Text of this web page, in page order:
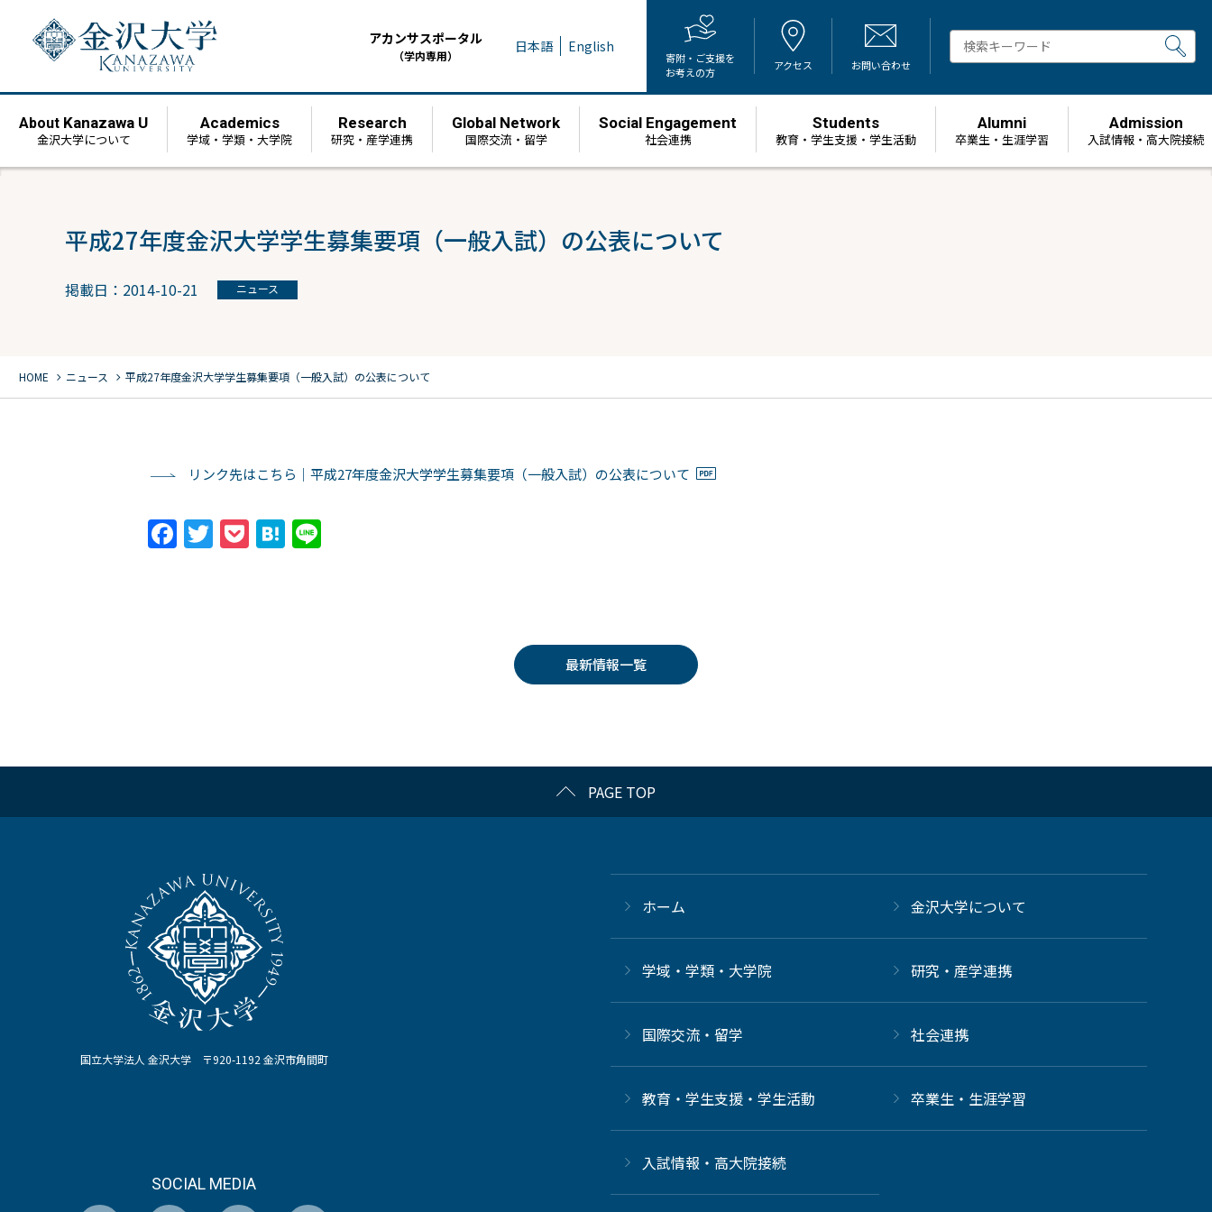
アカンサスポータル
（学内専用） 日本語 English
寄附・ご支援を
お考えの方
アクセス お問い合わせ
About Kanazawa U
金沢大学について
Academics
学域・学類・大学院
Research
研究・産学連携
Global Network
国際交流・留学
Social Engagement
社会連携
Students
教育・学生支援・学生活動
Alumni
卒業生・生涯学習
Admission
⼊試情報・高大院接続
平成27年度金沢大学学生募集要項（一般入試）の公表について
掲載日：2014-10-21 ニュース
HOME chevron_right ニュース chevron_right 平成27年度金沢大学学生募集要項（一般入試）の公表について
リンク先はこちら｜平成27年度金沢大学学生募集要項（一般入試）の公表について
Facebook
Twitter
PocketHatena
最新情報一覧
PAGE TOP
国立大学法人 金沢大学 〒920-1192 金沢市角間町
SOCIAL MEDIA
ホーム 金沢大学について
学域・学類・大学院 研究・産学連携
国際交流・留学 社会連携
教育・学生支援・学生活動 卒業生・生涯学習
⼊試情報・高大院接続